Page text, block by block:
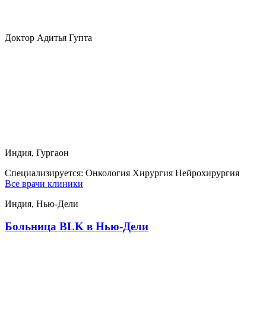
Доктор Адитья Гупта
Индия, Гургаон
Специализируется: Онкология Хирургия Нейрохирургия
Все врачи клиники
Индия, Нью-Дели
Больница BLK в Нью-Дели